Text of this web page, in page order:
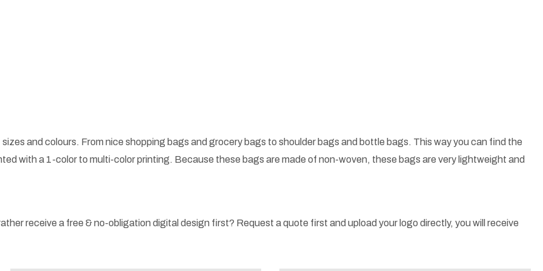
and colours. From nice shopping bags and grocery bags to shoulder bags and bottle bags. This way you can find the
with a 1-color to multi-color printing. Because these bags are made of non-woven, these bags are very lightweight and
receive a free & no-obligation digital design first? Request a quote first and upload your logo directly, you will receive